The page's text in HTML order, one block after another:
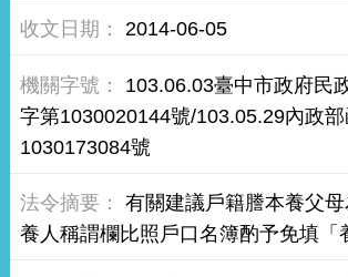
2014-06-05
103.06.03臺中市政府民
字第1030020144號/103.05.29內政
1030173084號
有關建議戶籍謄本養父
養人稱謂欄比照戶口名簿酌予免填「